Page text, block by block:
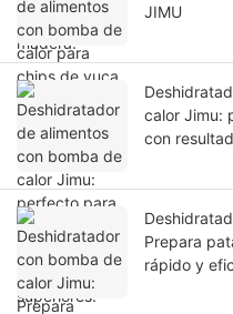
JIMU
calor Jimu:
con
Prepara
rápido y